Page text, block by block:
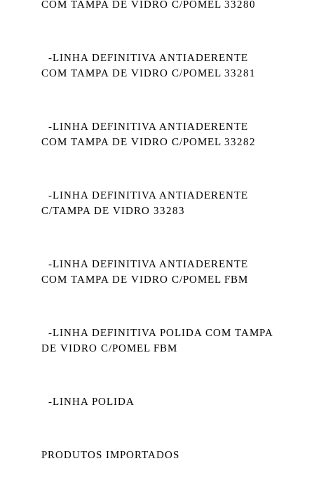
COM TAMPA DE VIDRO C/POMEL 33280
-LINHA DEFINITIVA ANTIADERENTE
COM TAMPA DE VIDRO C/POMEL 33281
-LINHA DEFINITIVA ANTIADERENTE
COM TAMPA DE VIDRO C/POMEL 33282
-LINHA DEFINITIVA ANTIADERENTE
C/TAMPA DE VIDRO 33283
-LINHA DEFINITIVA ANTIADERENTE
COM TAMPA DE VIDRO C/POMEL FBM
-LINHA DEFINITIVA POLIDA COM TAMPA
DE VIDRO C/POMEL FBM
-LINHA POLIDA
PRODUTOS IMPORTADOS